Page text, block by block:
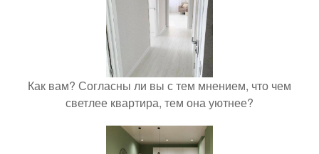
Как вам? Согласны ли вы с тем мнением, что чем
светлее квартира, тем она уютнее?